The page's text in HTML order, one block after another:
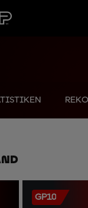
GP10